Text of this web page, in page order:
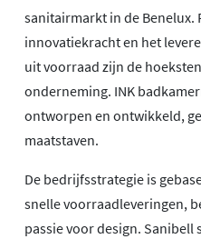
sanitairmarkt in de
innovatiekracht en het
uit voorraad zijn de
onderneming. INK
ontworpen en ontwikkeld,
maatstaven.
De bedrijfsstrategie is
snelle voorraadleveringen,
passie voor design.